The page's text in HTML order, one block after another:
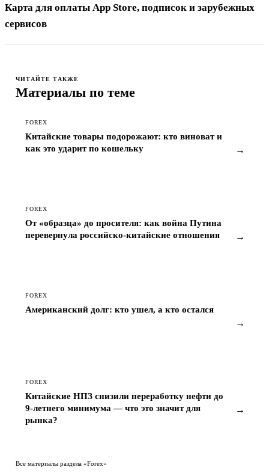
Карта для оплаты App Store, подписок и зарубежных
сервисов
ЧИТАЙТЕ ТАКЖЕ
Материалы по теме
FOREX
Китайские товары подорожают: кто виноват и
как это ударит по кошельку
→
FOREX
От «образца» до просителя: как война Путина
перевернула российско-китайские отношения
→
FOREX
Американский долг: кто ушел, а кто остался
→
FOREX
Китайские НПЗ снизили переработку нефти до
9-летнего минимума — что это значит для
рынка?
→
Все материалы раздела «Forex»